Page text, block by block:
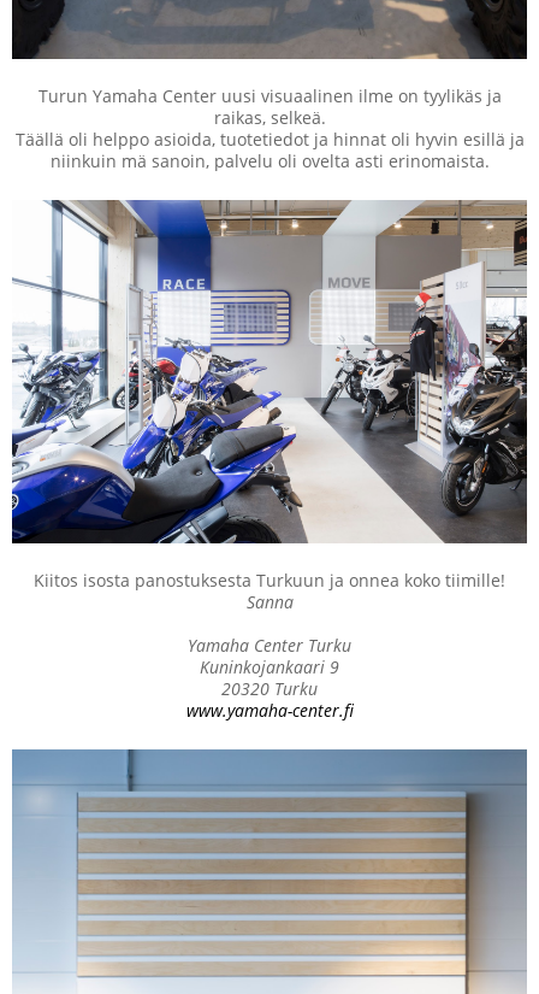
Turun Yamaha Center uusi visuaalinen ilme on tyylikäs ja
raikas, selkeä.
Täällä oli helppo asioida, tuotetiedot ja hinnat oli hyvin esillä ja
niinkuin mä sanoin, palvelu oli ovelta asti erinomaista.
Kiitos isosta panostuksesta Turkuun ja onnea koko tiimille!
Sanna
Yamaha Center Turku
Kuninkojankaari 9
20320 Turku
www.yamaha-center.fi